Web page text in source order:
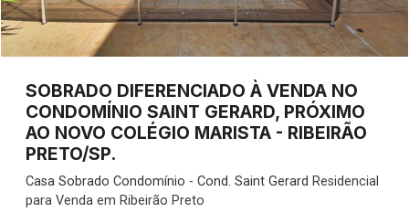
SOBRADO DIFERENCIADO À VENDA NO
CONDOMÍNIO SAINT GERARD, PRÓXIMO
AO NOVO COLÉGIO MARISTA - RIBEIRÃO
PRETO/SP.
Casa Sobrado Condomínio - Cond. Saint Gerard Residencial
para Venda em Ribeirão Preto